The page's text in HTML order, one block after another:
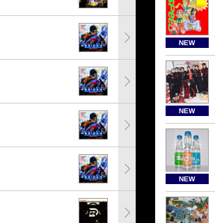
NEW
NEW
NEW